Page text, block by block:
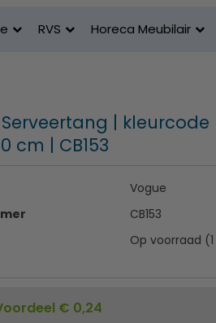
RVS Horeca Meubilair
| kleurcode
cm | CB153
Vogue
CB153
Op voorraad
€ 0,24